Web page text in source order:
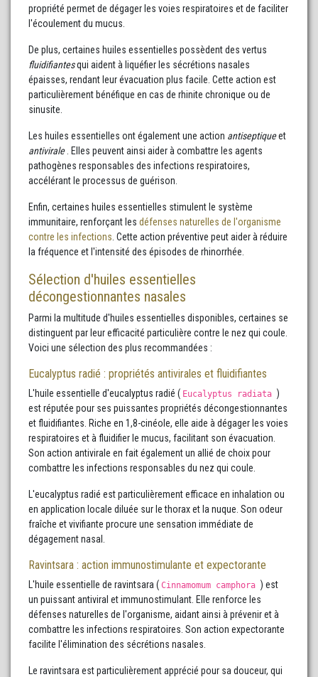
propriété permet de dégager les voies respiratoires et de faciliter
l'écoulement du mucus.
De plus, certaines huiles essentielles possèdent des vertus
fluidifiantesqui aident à liquéfier les sécrétions nasales
épaisses, rendant leur évacuation plus facile. Cette action est
particulièrement bénéfique en cas de rhinite chronique ou de
sinusite.
Les huiles essentielles ont également une action antiseptiqueet
antivirale
. Elles peuvent ainsi aider à combattre les agents
pathogènes responsables des infections respiratoires,
accélérant le processus de guérison.
Enfin, certaines huiles essentielles stimulent le système
immunitaire, renforçant les défenses naturelles de l'organisme
contre les infections . Cette action préventive peut aider à réduire
la fréquence et l'intensité des épisodes de rhinorrhée.
Sélection d'huiles essentielles
décongestionnantes nasales
Parmi la multitude d'huiles essentielles disponibles, certaines se
distinguent par leur efficacité particulière contre le nez qui coule.
Voici une sélection des plus recommandées :
Eucalyptus radié : propriétés antivirales et fluidifiantes
L'huile essentielle d'eucalyptus radié ( Eucalyptus radiata )
est réputée pour ses puissantes propriétés décongestionnantes
et fluidifiantes. Riche en 1,8-cinéole, elle aide à dégager les voies
respiratoires et à fluidifier le mucus, facilitant son évacuation.
Son action antivirale en fait également un allié de choix pour
combattre les infections responsables du nez qui coule.
L'eucalyptus radié est particulièrement efficace en inhalation ou
en application locale diluée sur le thorax et la nuque. Son odeur
fraîche et vivifiante procure une sensation immédiate de
dégagement nasal.
Ravintsara : action immunostimulante et expectorante
L'huile essentielle de ravintsara ( Cinnamomum camphora ) est
un puissant antiviral et immunostimulant. Elle renforce les
défenses naturelles de l'organisme, aidant ainsi à prévenir et à
combattre les infections respiratoires. Son action expectorante
facilite l'élimination des sécrétions nasales.
Le ravintsara est particulièrement apprécié pour sa douceur, qui